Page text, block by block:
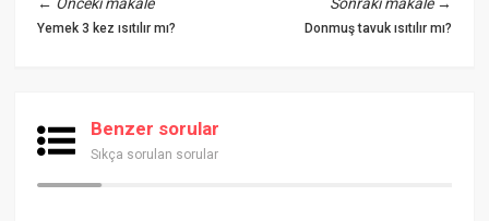
← Önceki makale
Yemek 3 kez ısıtılır mı?
Sonraki makale→
Donmuş tavuk ısıtılır mı?
Benzer sorular
Sıkça sorulan sorular